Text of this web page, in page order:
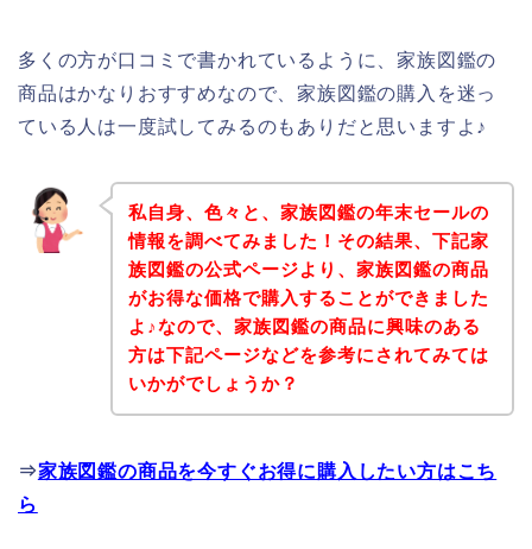
多くの方が口コミで書かれているように、家族図鑑の
商品はかなりおすすめなので、家族図鑑の購入を迷っ
ている人は一度試してみるのもありだと思いますよ♪
私自身、色々と、家族図鑑の年末セールの
情報を調べてみました！その結果、下記家
族図鑑の公式ページより、家族図鑑の商品
がお得な価格で購入することができました
よ♪なので、家族図鑑の商品に興味のある
方は下記ページなどを参考にされてみては
いかがでしょうか？
⇒家族図鑑の商品を今すぐお得に購入したい方はこち
ら